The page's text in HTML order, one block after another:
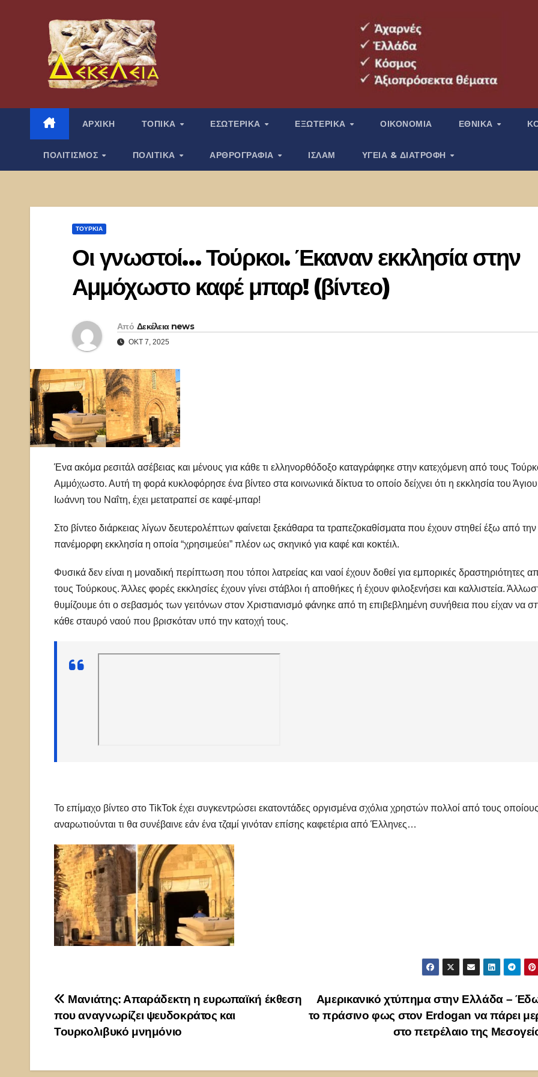
περιεχόμενο
ΑΡΧΙΚΗ ΤΟΠΙΚΑ ΕΣΩΤΕΡΙΚΑ ΕΞΩΤΕΡΙΚΑ ΟΙΚΟΝΟΜΙΑ ΕΘΝΙΚΑ
ΠΟΛΙΤΙΣΜΟΣ ΠΟΛΙΤΙΚΑ ΑΡΘΡΟΓΡΑΦΙΑ ΙΣΛΑΜ ΥΓΕΙΑ & ΔΙΑΤΡΟΦΗ
ΤΟΥΡΚΊΑ
Οι γνωστοί… Τούρκοι. Έκαναν εκκλησία στην
Αμμόχωστο καφέ μπαρ! (βίντεο)
Από Δεκέλεια news
ΟΚΤ 7, 2025
Ένα ακόμα ρεσιτάλ ασέβειας και μένους για κάθε τι ελληνορθόδοξο καταγράφηκε στην κατεχόμενη από τους
Αμμόχωστο. Αυτή τη φορά κυκλοφόρησε ένα βίντεο στα κοινωνικά δίκτυα το οποίο δείχνει ότι η εκκλησία του Άγιου
Ιωάννη του Ναΐτη, έχει μετατραπεί σε καφέ-μπαρ!
Στο βίντεο διάρκειας λίγων δευτερολέπτων φαίνεται ξεκάθαρα τα τραπεζοκαθίσματα που έχουν στηθεί έξω από την
πανέμορφη εκκλησία η οποία “χρησιμεύει” πλέον ως σκηνικό για καφέ και κοκτέιλ.
Φυσικά δεν είναι η μοναδική περίπτωση που τόποι λατρείας και ναοί έχουν δοθεί για εμπορικές δραστηριότητες
τους Τούρκους. Άλλες φορές εκκλησίες έχουν γίνει στάβλοι ή αποθήκες ή έχουν φιλοξενήσει και καλλιστεία.
θυμίζουμε ότι ο σεβασμός των γειτόνων στον Χριστιανισμό φάνηκε από τη επιβεβλημένη συνήθεια που είχαν να
κάθε σταυρό ναού που βρισκόταν υπό την κατοχή τους.
Το επίμαχο βίντεο στο TikTok έχει συγκεντρώσει εκατοντάδες οργισμένα σχόλια χρηστών πολλοί από τους
αναρωτιούνται τι θα συνέβαινε εάν ένα τζαμί γινόταν επίσης καφετέρια από Έλληνες…
Πλοήγηση
άρθρων
Αμερικανικό χτύπημα στην Ελλάδα –
το πράσινο φως στον Erdogan να πάρει
στο πετρέλαιο της
Μανιάτης: Απαράδεκτη η ευρωπαϊκή έκθεση
που αναγνωρίζει ψευδοκράτος και
Τουρκολιβυκό μνημόνιο